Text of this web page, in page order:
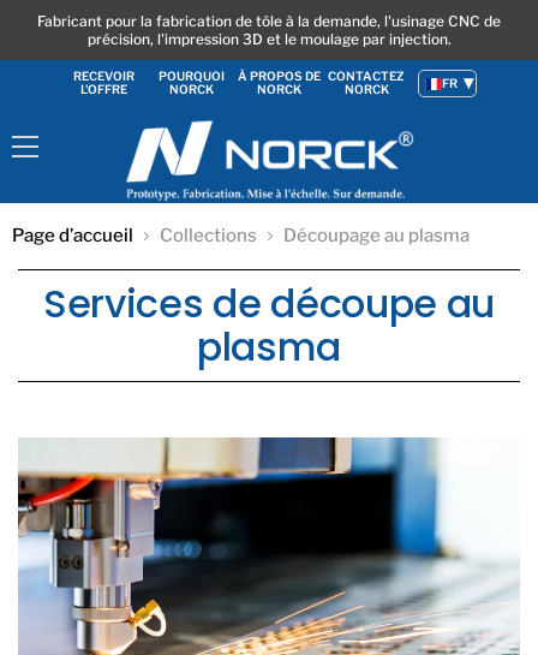
Fabricant pour la fabrication de tôle à la demande, l'usinage CNC de
précision, l'impression 3D et le moulage par injection.
RECEVOIR
L'OFFRE
POURQUOI
NORCK
À PROPOS DE
NORCK
CONTACTEZ
NORCK
FR
Page d’accueil Collections Découpage au plasma
Services de découpe au
plasma